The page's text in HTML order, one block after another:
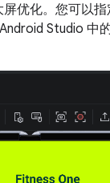
优化。您可以
Studio 中